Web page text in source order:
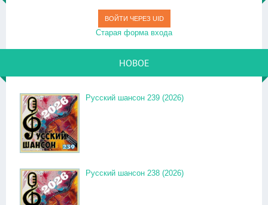
ВОЙТИ ЧЕРЕЗ UID
Старая форма входа
НОВОЕ
Русский шансон 239 (2026)
Русский шансон 238 (2026)